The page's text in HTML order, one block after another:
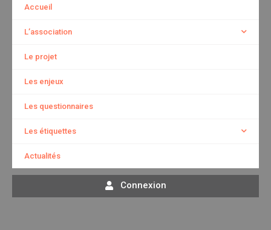
Accueil
L’association
Le projet
Les enjeux
Les questionnaires
Les étiquettes
Actualités
Connexion